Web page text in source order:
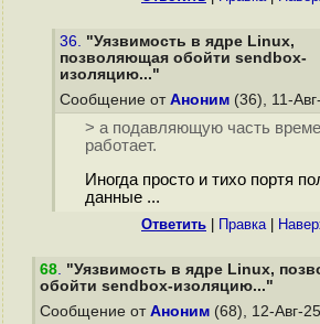
36. "Уязвимость в ядре Linux,
позволяющая обойти sendbox-
изоляцию..."
Сообщение от Аноним (36), 11-
> а подавляющую часть
работает.
Иногда просто и тихо портя
данные ...
Ответить Правка|
68. "Уязвимость в ядре Linux,
обойти sendbox-изоляцию..."
Сообщение от Аноним (68), 12-Авг-